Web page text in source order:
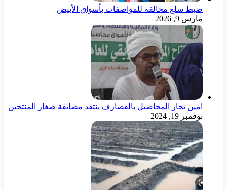
ضبط سلع مخالفة للمواصفات بأسواق الأبيض
مارس 9, 2026
امين تجار المحاصيل بالقضارف ينتقد مضايقة صغار المنتجين
نوفمبر 19, 2024